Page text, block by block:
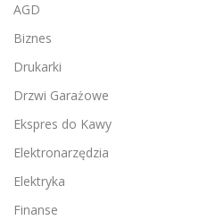
AGD
Biznes
Drukarki
Drzwi Garażowe
Ekspres do Kawy
Elektronarzędzia
Elektryka
Finanse